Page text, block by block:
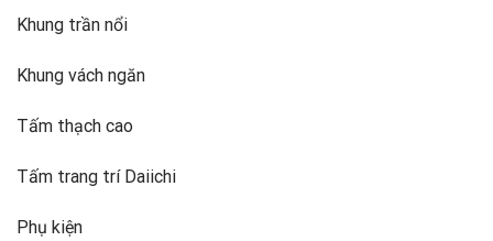
Khung trần nổi
Khung vách ngăn
Tấm thạch cao
Tấm trang trí Daiichi
Phụ kiện